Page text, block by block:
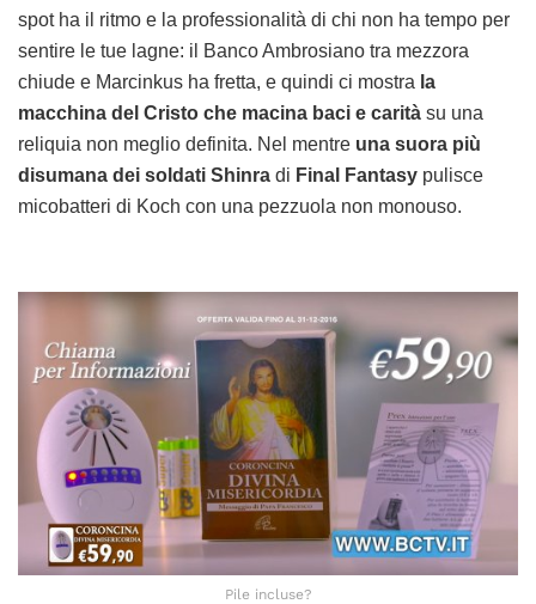
spot ha il ritmo e la professionalità di chi non ha tempo per
sentire le tue lagne: il Banco Ambrosiano tra mezzora
chiude e Marcinkus ha fretta, e quindi ci mostra la
macchina del Cristo che macina baci e carità su una
reliquia non meglio definita. Nel mentre una suora più
disumana dei soldati Shinra di Final Fantasy pulisce
micobatteri di Koch con una pezzuola non monouso.
Pile incluse?